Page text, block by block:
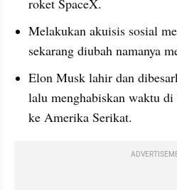
roket SpaceX.
Melakukan akuisis sosial
sekarang diubah namanya
Elon Musk lahir dan
lalu menghabiskan waktu
ke Amerika Serikat.